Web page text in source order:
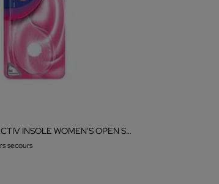
SCHOLL GEL ACTIV INSOLE WOMEN'S OPEN SHOE
secours